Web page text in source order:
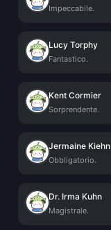
Impeccabile.
Lucy Torphy
Fantastico.
Kent Cormier
Sorprendente.
Jermaine Kiehn
Obbligatorio.
Dr. Irma Kuhn
Magistrale.